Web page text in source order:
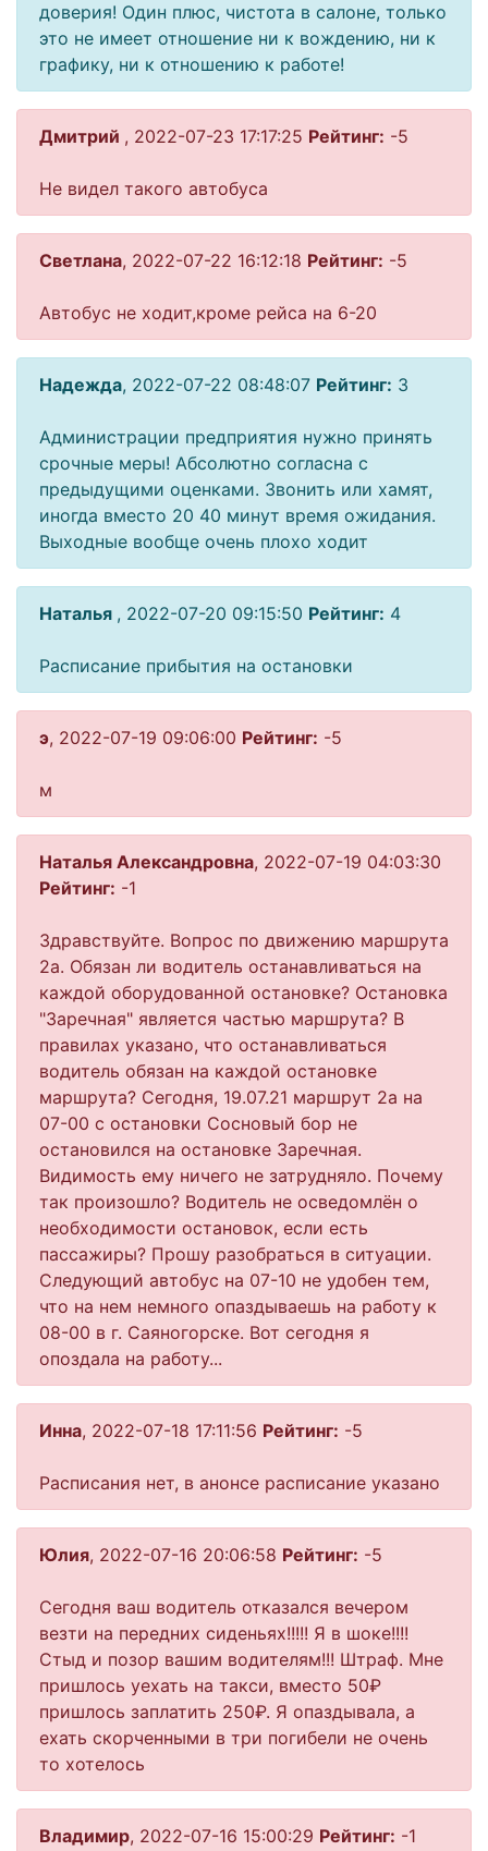
доверия! Один плюс, чистота в салоне, только
это не имеет отношение ни к вождению, ни к
графику, ни к отношению к работе!
Дмитрий , 2022-07-23 17:17:25 Рейтинг: -5
Не видел такого автобуса
Светлана, 2022-07-22 16:12:18 Рейтинг: -5
Автобус не ходит,кроме рейса на 6-20
Надежда, 2022-07-22 08:48:07 Рейтинг: 3
Администрации предприятия нужно принять
срочные меры! Абсолютно согласна с
предыдущими оценками. Звонить или хамят,
иногда вместо 20 40 минут время ожидания.
Выходные вообще очень плохо ходит
Наталья , 2022-07-20 09:15:50 Рейтинг: 4
Расписание прибытия на остановки
э, 2022-07-19 09:06:00 Рейтинг: -5
м
Наталья Александровна, 2022-07-19 04:03:30
Рейтинг: -1
Здравствуйте. Вопрос по движению маршрута
2а. Обязан ли водитель останавливаться на
каждой оборудованной остановке? Остановка
"Заречная" является частью маршрута? В
правилах указано, что останавливаться
водитель обязан на каждой остановке
маршрута? Сегодня, 19.07.21 маршрут 2а на
07-00 с остановки Сосновый бор не
остановился на остановке Заречная.
Видимость ему ничего не затрудняло. Почему
так произошло? Водитель не осведомлён о
необходимости остановок, если есть
пассажиры? Прошу разобраться в ситуации.
Следующий автобус на 07-10 не удобен тем,
что на нем немного опаздываешь на работу к
08-00 в г. Саяногорске. Вот сегодня я
опоздала на работу...
Инна, 2022-07-18 17:11:56 Рейтинг: -5
Расписания нет, в анонсе расписание указано
Юлия, 2022-07-16 20:06:58 Рейтинг: -5
Сегодня ваш водитель отказался вечером
везти на передних сиденьях!!!!! Я в шоке!!!!
Стыд и позор вашим водителям!!! Штраф. Мне
пришлось уехать на такси, вместо 50₽
пришлось заплатить 250₽. Я опаздывала, а
ехать скорченными в три погибели не очень
то хотелось
Владимир, 2022-07-16 15:00:29 Рейтинг: -1